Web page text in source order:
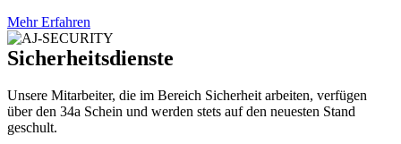
Mehr Erfahren
Sicherheitsdienste
Unsere Mitarbeiter, die im Bereich Sicherheit arbeiten, verfügen
über den 34a Schein und werden stets auf den neuesten Stand
geschult.